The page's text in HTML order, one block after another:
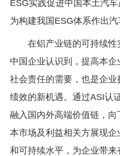
ESG实践促进中国本土汽
为构建我国ESG体系作出汽
在铝产业链的可持续
中国企业认识到，提高本
社会责任的需要，也是企
绩效的新机遇。通过ASI认
融入国内外高端价值链，
本市场及利益相关方展现
和可持续水平，为企业带